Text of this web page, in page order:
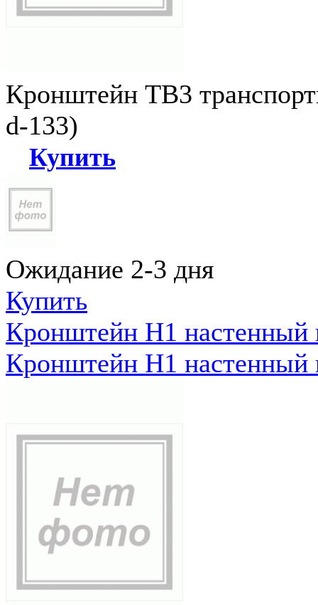
Кронштейн ТВ3
d-133)
Купить
Ожидание 2-3 дня
Купить
Кронштейн Н1
Кронштейн Н1